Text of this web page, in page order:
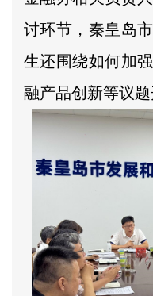
讨环节，秦皇岛
生还围绕如何加
融产品创新等议题